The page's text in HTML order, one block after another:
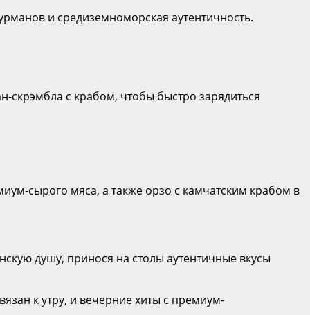
и средиземноморская аутентичность.
скрэмбла с крабом, чтобы быстро зарядиться
сырого мяса, а также орзо с камчатским крабом в
душу, принося на столы аутентичные вкусы
к утру, и вечерние хиты с премиум-